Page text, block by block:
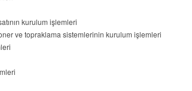
kurulum işlemleri
ve topraklama sistemlerinin kurulum işlemleri